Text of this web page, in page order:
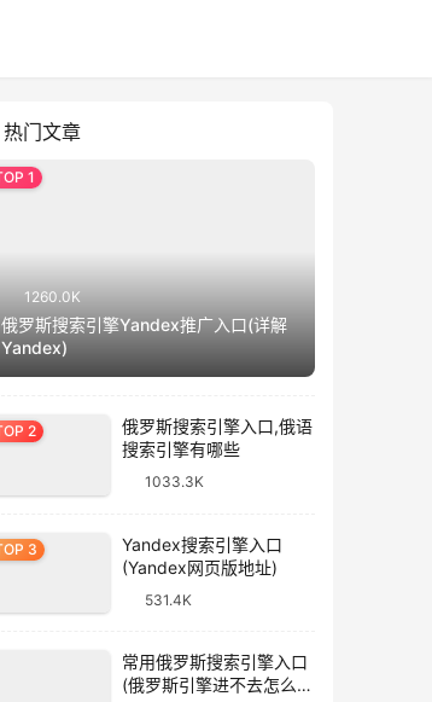
热门文章
1260.0K
俄罗斯搜索引擎Yandex推广入口(详解
Yandex)
俄罗斯搜索引擎入口,俄语
搜索引擎有哪些
1033.3K
Yandex搜索引擎入口
(Yandex网页版地址)
531.4K
常用俄罗斯搜索引擎入口
(俄罗斯引擎进不去怎么